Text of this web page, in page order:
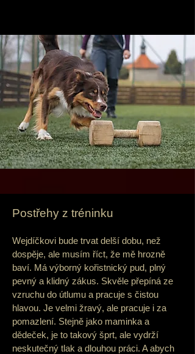
Postřehy z tréninku
Wejdíčkovi bude trvat delší dobu, než
dospěje, ale musím říct, že mě hrozně
baví. Má výborný kořistnický pud, plný
pevný a klidný zákus. Skvěle přepíná ze
vzruchu do útlumu a pracuje s čistou
hlavou. Je velmi žravý, ale pracuje i za
pomazlení. Stejně jako maminka a
dědeček, je to takový šprt, ale vydrží
neskutečný tlak a dlouhou práci. A abych